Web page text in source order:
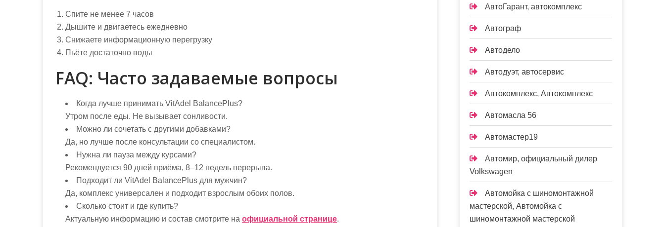
Спите не менее 7 часов
Дышите и двигаетесь ежедневно
Снижаете информационную перегрузку
Пьёте достаточно воды
FAQ: Часто задаваемые вопросы
Когда лучше принимать VitAdel BalancePlus?
Утром после еды. Не вызывает сонливости.
Можно ли сочетать с другими добавками?
Да, но лучше после консультации со специалистом.
Нужна ли пауза между курсами?
Рекомендуется 90 дней приёма, 8–12 недель перерыва.
Подходит ли VitAdel BalancePlus для мужчин?
Да, комплекс универсален и подходит взрослым обоих полов.
Сколько стоит и где купить?
Актуальную информацию и состав смотрите на официальной странице.
АвтоГарант, автокомплекс
Автограф
Автодело
Автодуэт, автосервис
Автокомплекс, Автокомплекс
Автомасла 56
Автомастер19
Автомир, официальный дилер
Volkswagen
Автомойка с шиномонтажной
мастерской, Автомойка с
шиномонтажной мастерской